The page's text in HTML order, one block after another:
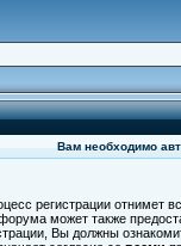
Вам необходимо
регистрации отнимет
может также
Вы должны